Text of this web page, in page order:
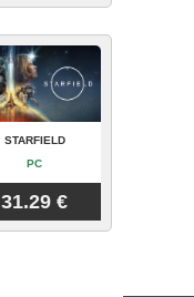
STARFIELD
PC
31.29 €